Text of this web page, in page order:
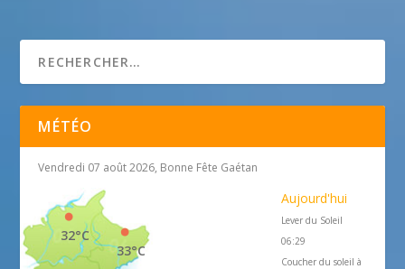
MÉTÉO
Vendredi 07 août 2026, Bonne Fête Gaétan
33°C
32°C
Aujourd'hui
Lever du Soleil
06:29
Coucher du soleil à